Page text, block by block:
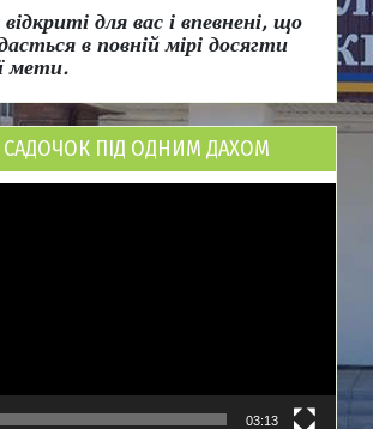
для вас і впевнені, що
в повній мірі досягти
мети.
САДОЧОК ПІД ОДНИМ ДАХОМ
03:13